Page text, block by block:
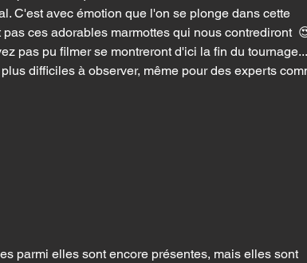
C'est avec émotion que l'on se plonge dans cette
ces adorables marmottes qui nous contrediront
pas pu filmer se montreront d'ici la fin du tournage...
difficiles à observer, même pour des experts
parmi elles sont encore présentes, mais elles sont